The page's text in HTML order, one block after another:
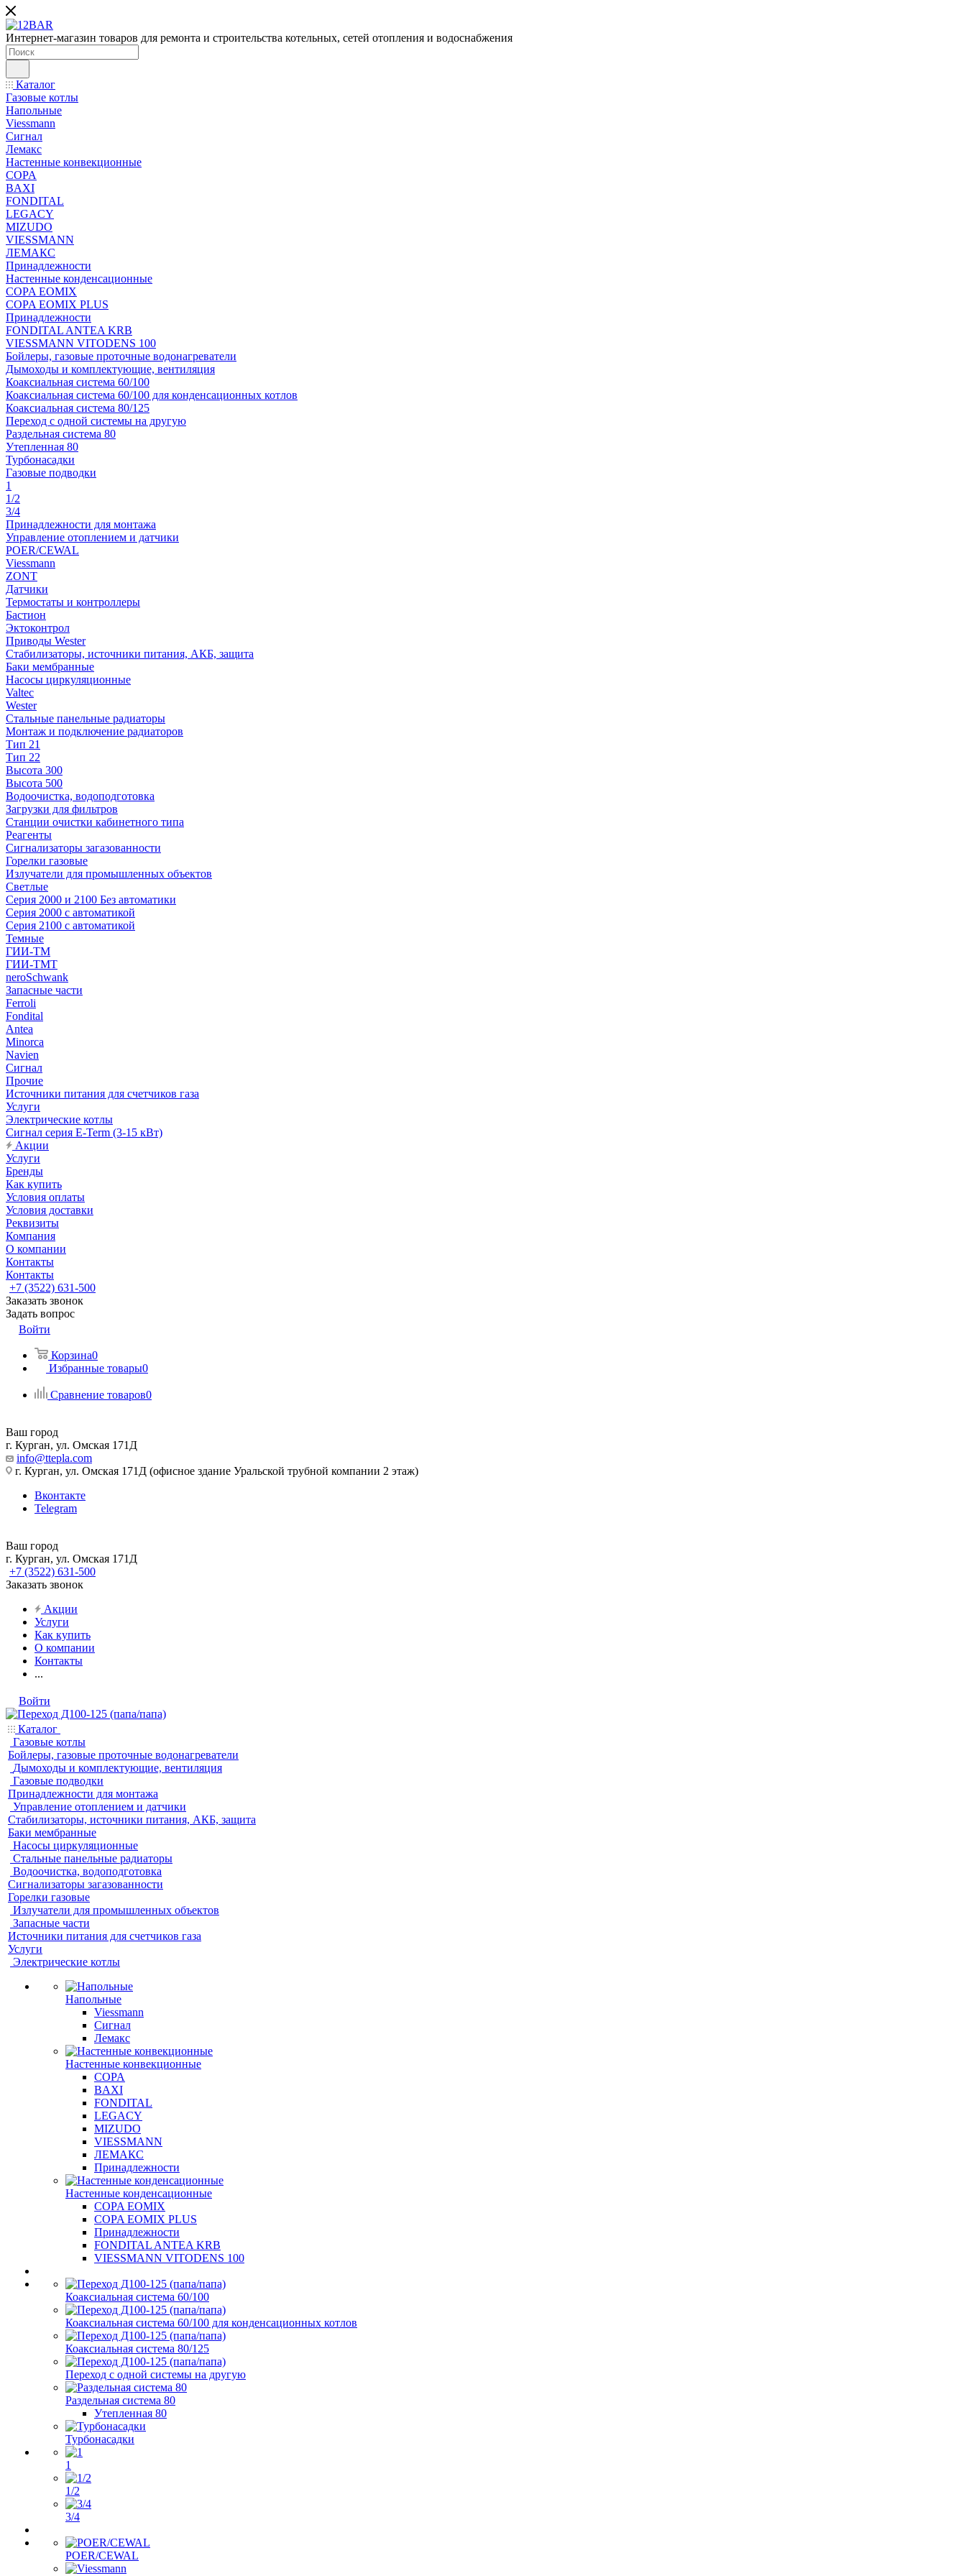
Интернет-магазин товаров для ремонта и строительства котельных, сетей отопления и водоснабжения
Каталог
Газовые котлы
Напольные
Viessmann
Сигнал
Лемакс
Настенные конвекционные
COPA
BAXI
FONDITAL
LEGACY
MIZUDO
VIESSMANN
ЛЕМАКС
Принадлежности
Настенные конденсационные
COPA EOMIX
COPA EOMIX PLUS
Принадлежности
FONDITAL ANTEA KRB
VIESSMANN VITODENS 100
Бойлеры, газовые проточные водонагреватели
Дымоходы и комплектующие, вентиляция
Коаксиальная система 60/100
Коаксиальная система 60/100 для конденсационных котлов
Коаксиальная система 80/125
Переход с одной системы на другую
Раздельная система 80
Утепленная 80
Турбонасадки
Газовые подводки
1
1/2
3/4
Принадлежности для монтажа
Управление отоплением и датчики
POER/CEWAL
Viessmann
ZONT
Датчики
Термостаты и контроллеры
Бастион
Эктоконтрол
Приводы Wester
Стабилизаторы, источники питания, АКБ, защита
Баки мембранные
Насосы циркуляционные
Valtec
Wester
Стальные панельные радиаторы
Монтаж и подключение радиаторов
Тип 21
Тип 22
Высота 300
Высота 500
Водоочистка, водоподготовка
Загрузки для фильтров
Станции очистки кабинетного типа
Реагенты
Сигнализаторы загазованности
Горелки газовые
Излучатели для промышленных объектов
Светлые
Серия 2000 и 2100 Без автоматики
Серия 2000 с автоматикой
Серия 2100 с автоматикой
Темные
ГИИ-ТМ
ГИИ-ТМТ
neroSchwank
Запасные части
Ferroli
Fondital
Antea
Minorca
Navien
Сигнал
Прочие
Источники питания для счетчиков газа
Услуги
Электрические котлы
Сигнал серия E-Term (3-15 кВт)
Акции
Услуги
Бренды
Как купить
Условия оплаты
Условия доставки
Реквизиты
Компания
О компании
Контакты
Контакты
+7 (3522) 631-500
Заказать звонок
Задать вопрос
Войти
Корзина0
Избранные товары0
Сравнение товаров0
Ваш город
г. Курган, ул. Омская 171Д
info@ttepla.com
г. Курган, ул. Омская 171Д (офисное здание Уральской трубной компании 2 этаж)
Вконтакте
Telegram
Ваш город
г. Курган, ул. Омская 171Д
+7 (3522) 631-500
Заказать звонок
Акции
Услуги
Как купить
О компании
Контакты
...
Войти
Каталог
Газовые котлы
Бойлеры, газовые проточные водонагреватели
Дымоходы и комплектующие, вентиляция
Газовые подводки
Принадлежности для монтажа
Управление отоплением и датчики
Стабилизаторы, источники питания, АКБ, защита
Баки мембранные
Насосы циркуляционные
Стальные панельные радиаторы
Водоочистка, водоподготовка
Сигнализаторы загазованности
Горелки газовые
Излучатели для промышленных объектов
Запасные части
Источники питания для счетчиков газа
Услуги
Электрические котлы
Напольные
Viessmann
Сигнал
Лемакс
Настенные конвекционные
COPA
BAXI
FONDITAL
LEGACY
MIZUDO
VIESSMANN
ЛЕМАКС
Принадлежности
Настенные конденсационные
COPA EOMIX
COPA EOMIX PLUS
Принадлежности
FONDITAL ANTEA KRB
VIESSMANN VITODENS 100
Коаксиальная система 60/100
Коаксиальная система 60/100 для конденсационных котлов
Коаксиальная система 80/125
Переход с одной системы на другую
Раздельная система 80
Утепленная 80
Турбонасадки
1
1/2
3/4
POER/CEWAL